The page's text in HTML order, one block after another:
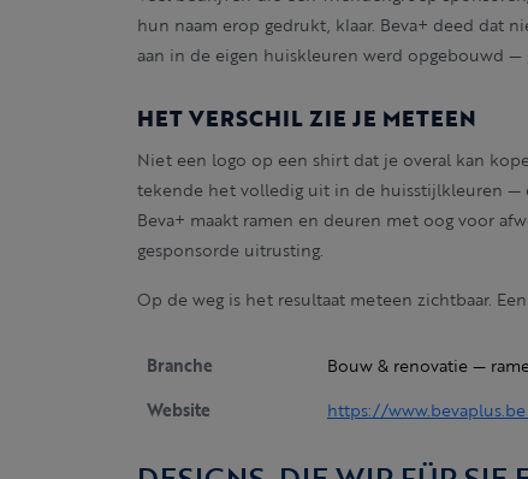
hun naam erop gedrukt, klaar. Beva+ deed dat
aan in de eigen huiskleuren werd opgebouwd
HET VERSCHIL ZIE JE METEEN
Niet een logo op een shirt dat je overal kan
tekende het volledig uit in de huisstijlkleuren —
Beva+ maakt ramen en deuren met oog voor
gesponsorde uitrusting.
Op de weg is het resultaat meteen zichtbaar.
Branche
Bouw & renovatie —
Website
https://www.bevaplus.be